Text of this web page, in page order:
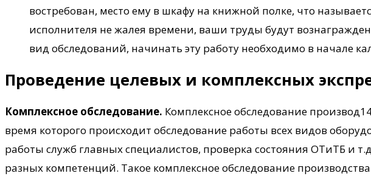
востребован, место ему в шкафу на книжной полке, что
исполнителя не жалея времени, ваши труды будут
вид обследований, начинать эту работу необходимо в начале
Проведение целевых и комплексных
Комплексное обследование. Комплексное обследование
время которого происходит обследование работы всех видов
работы служб главных специалистов, проверка состояния ОТиТБ и
разных компетенций. Такое комплексное обследование